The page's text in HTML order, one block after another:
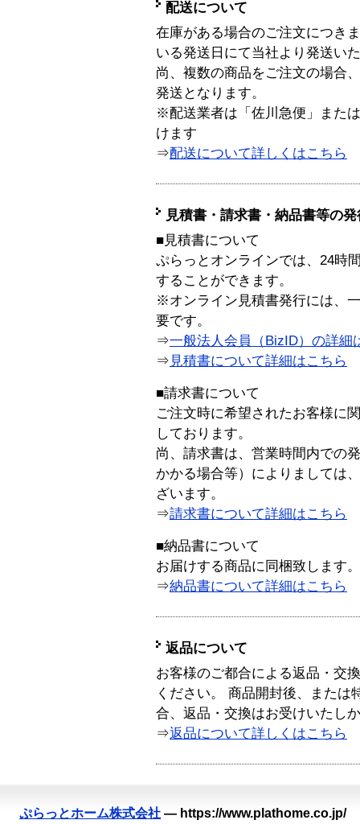
配送について
在庫がある場合のご注文につき
いる発送日にて当社より発送い
尚、複数の商品をご注文の場合
発送となります。
※配送業者は「佐川急便」また
けます
⇒配送について詳しくはこちら
見積書・請求書・納品書等の
■見積書について
ぷらっとオンラインでは、24時
することができます。
※オンライン見積書発行には、
要です。
⇒一般法人会員（BizID）の詳細
⇒ 見積書について詳細はこちら
■請求書について
ご注文時に希望されたお客様に
しております。
尚、請求書は、営業時間内での
かかる場合等）によりましては
ざいます。
⇒請求書について詳細はこちら
■納品書について
お届けする商品に同梱致します。
⇒納品書について詳細はこちら
返品について
お客様のご都合による返品・交
ください。 商品開封後、または
合、返品・交換はお受けいたし
⇒返品について詳しくはこちら
ぷらっとホーム株式会社 — https://www.plathome.co.jp/